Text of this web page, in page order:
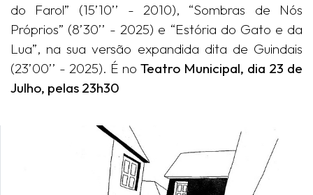
do Farol” (15’10’’ - 2010), “Sombras de Nós
Próprios” (8’30’’ - 2025) e “Estória do Gato e da
Lua”, na sua versão expandida dita de Guindais
(23’00’’ - 2025). É no Teatro Municipal, dia 23 de
Julho, pelas 23h30